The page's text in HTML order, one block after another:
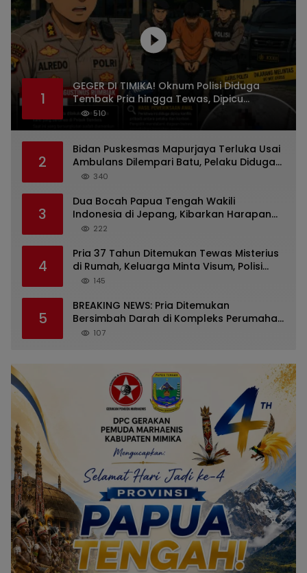
1
GEGER DI TIMIKA! Oknum Polisi Diduga
Tembak Pria hingga Tewas, Dipicu
Dugaan Persoalan Rumah Tangga
510
2
Bidan Puskesmas Mapurjaya Terluka Usai
Ambulans Dilempari Batu, Pelaku Diduga
Kelompok Mabuk di Jalan Poros Timika
340
3
Dua Bocah Papua Tengah Wakili
Indonesia di Jepang, Kibarkan Harapan
dari Mimika ke Panggung Dunia
222
4
Pria 37 Tahun Ditemukan Tewas Misterius
di Rumah, Keluarga Minta Visum, Polisi
Diminta Ungkap Penyebab Kematian
145
5
BREAKING NEWS: Pria Ditemukan
Bersimbah Darah di Kompleks Perumahan
RR Timika, Video Viral Gegerkan Warga
107